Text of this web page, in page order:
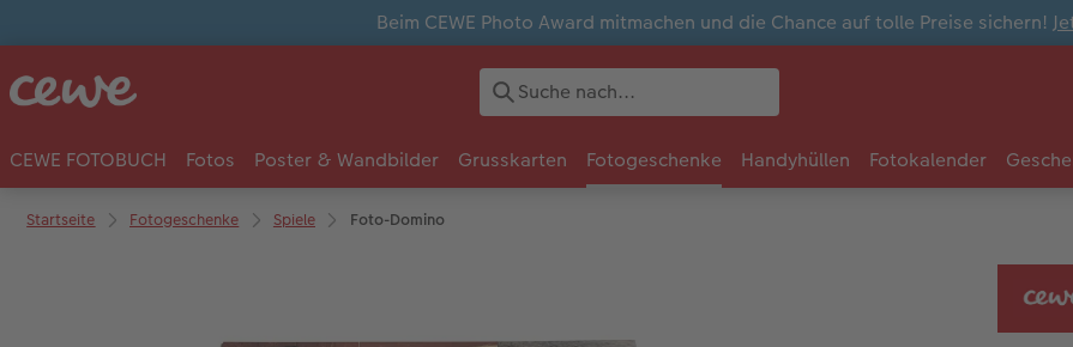
Beim CEWE Photo Award mitmachen und die Chance auf tolle Preise sichern!
CEWE FOTOBUCH Fotos Poster & Wandbilder Grusskarten Fotogeschenke Handyhüllen Fotokalender
Startseite Fotogeschenke Spiele Foto-Domino